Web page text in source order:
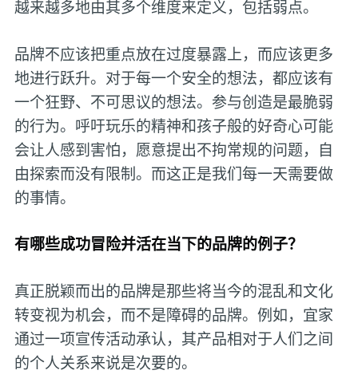
越来越多地由其多个维度来定义，包括弱点。
品牌不应该把重点放在过度暴露上，而应该更多
地进行跃升。对于每一个安全的想法，都应该有
一个狂野、不可思议的想法。参与创造是最脆弱
的行为。呼吁玩乐的精神和孩子般的好奇心可能
会让人感到害怕，愿意提出不拘常规的问题，自
由探索而没有限制。而这正是我们每一天需要做
的事情。
有哪些成功冒险并活在当下的品牌的例子？
真正脱颖而出的品牌是那些将当今的混乱和文化
转变视为机会，而不是障碍的品牌。例如，宜家
通过一项宣传活动承认，其产品相对于人们之间
的个人关系来说是次要的。